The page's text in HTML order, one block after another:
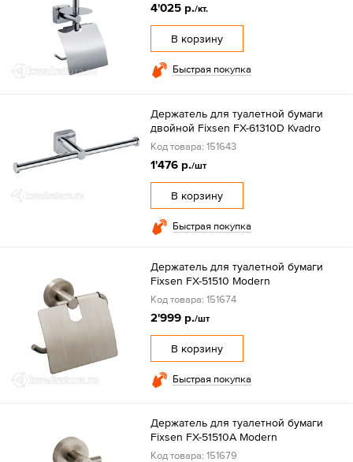
4'025 р./кт.
В корзину
Быстрая покупка
Держатель для туалетной бумаги
двойной Fixsen FX-61310D Kvadro
Код товара: 151643
1'476 р./шт
В корзину
Быстрая покупка
Держатель для туалетной бумаги
Fixsen FX-51510 Modern
Код товара: 151674
2'999 р./шт
В корзину
Быстрая покупка
Держатель для туалетной бумаги
Fixsen FX-51510A Modern
Код товара: 151679